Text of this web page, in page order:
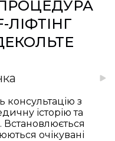
ЛІФТІНГ
консультацію з
історію та
Встановлюється
очікувані